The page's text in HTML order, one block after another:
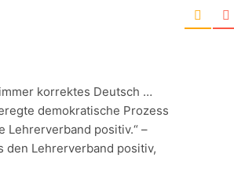
korrektes Deutsch …
demokratische Prozess
Lehrerverband positiv.“ –
den Lehrerverband positiv,